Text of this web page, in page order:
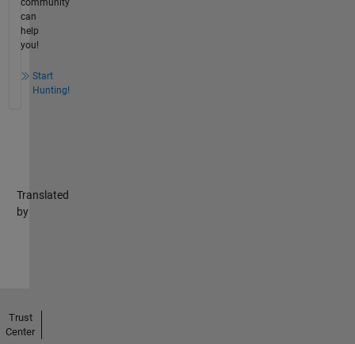
can
help
you!
Start
Hunting!
Translated
by
Trust
Center